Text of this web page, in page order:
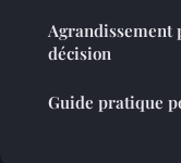
Agrandissement
décision
Guide pratique